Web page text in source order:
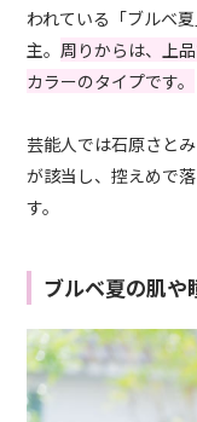
われている「ブルベ
主。 周りからは、上
カラーのタイプです。
芸能人では石原さと
が該当し、控えめで
す。
ブルベ夏の肌や